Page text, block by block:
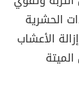
الحشرية
الأعشاب